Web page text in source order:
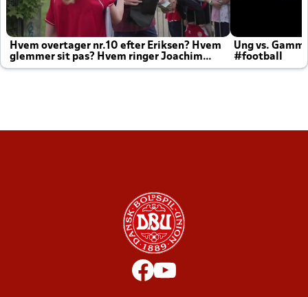
Hvem overtager nr.10 efter Eriksen? Hvem
glemmer sit pas? Hvem ringer Joachim
altid til efter kampe?
Ung vs.
#football